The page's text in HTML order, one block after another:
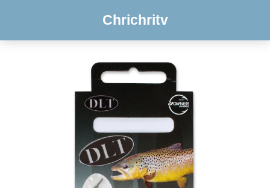
Chrichritv